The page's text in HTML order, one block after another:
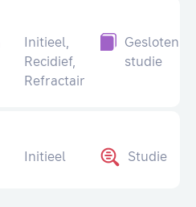
Initieel,
Recidief,
Refractair
Gesloten
studie
Initieel Studie